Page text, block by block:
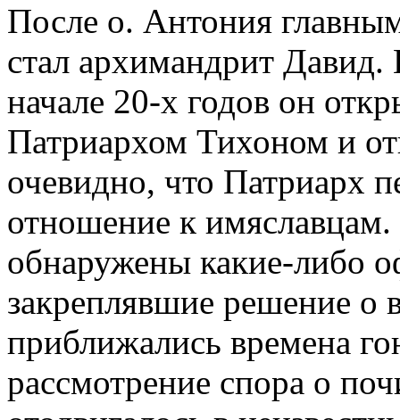
После о. Антония
стал архимандрит
начале 20-х годов он
Патриархом Тихоном и
очевидно, что Патриарх
отношение к
обнаружены какие-либо
закреплявшие решение о
приближались времена
рассмотрение спора о